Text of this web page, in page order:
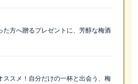
た方へ贈るプレゼントに、芳醇な梅酒
ススメ！自分だけの一杯と出会う、梅